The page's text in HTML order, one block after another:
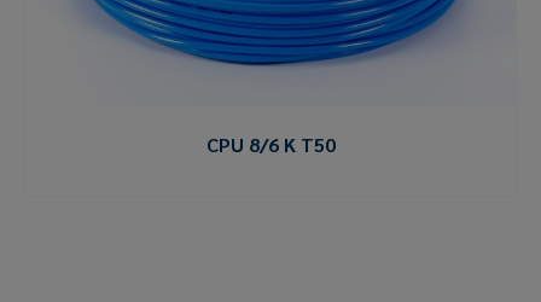
CPU 8/6 K T50